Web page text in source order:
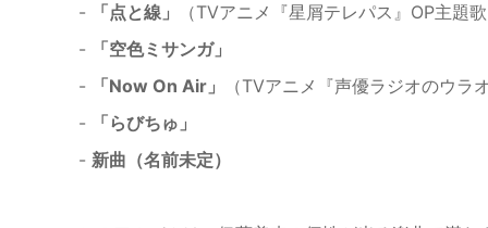
- 「点と線」
（TVアニメ『星屑テレパス』OP主題
-
「空色ミサンガ」
-
「Now On Air」
（TVアニメ『声優ラジオのウラ
-
「らびちゅ」
- 新曲（名前未定）